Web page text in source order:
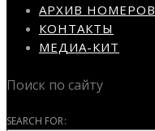
АРХИВ НОМЕРОВ
КОНТАКТЫ
МЕДИА-КИТ
Поиск по сайту
SEARCH FOR: